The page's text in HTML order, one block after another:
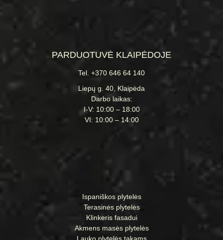
PARDUOTUVĖ KLAIPĖDOJE
Tel. +370 646 64 140
Liepų g. 40, Klaipėda
Darbo laikas:
I-V: 10:00 – 18:00
VI: 10:00 – 14:00
Ispaniškos plytelės
Terasinės plytelės
Klinkeris fasadui
Akmens masės plytelės
Lauko plytelės takams